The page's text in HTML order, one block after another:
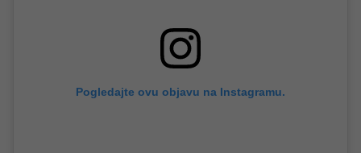
Pogledajte ovu objavu na Instagramu.